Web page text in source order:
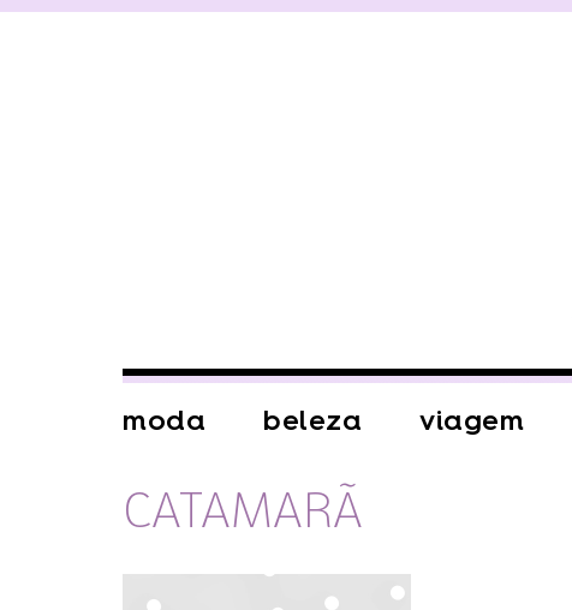
moda beleza viagem
CATAMARÃ